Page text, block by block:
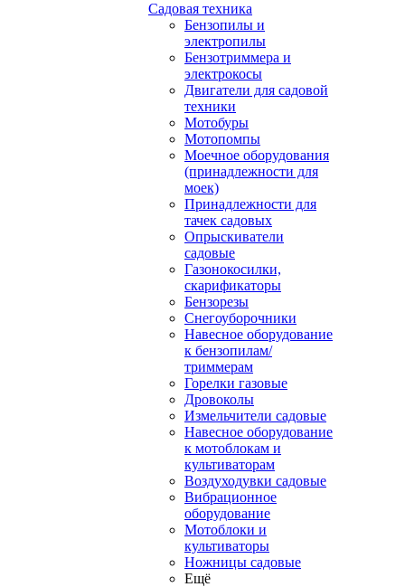
Садовая техника
Бензопилы и
электропилы
Бензотриммера и
электрокосы
Двигатели для садовой
техники
Мотобуры
Мотопомпы
Моечное оборудования
(принадлежности для
моек)
Принадлежности для
тачек садовых
Опрыскиватели
садовые
Газонокосилки,
скарификаторы
Бензорезы
Снегоуборочники
Навесное оборудование
к бензопилам/
триммерам
Горелки газовые
Дровоколы
Измельчители садовые
Навесное оборудование
к мотоблокам и
культиваторам
Воздуходувки садовые
Вибрационное
оборудование
Мотоблоки и
культиваторы
Ножницы садовые
Ещё